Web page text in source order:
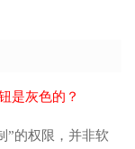
是灰色的？
”的权限，并非软